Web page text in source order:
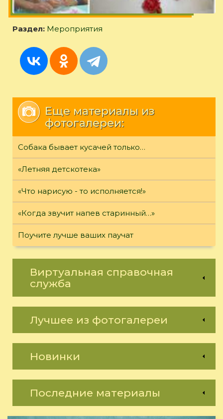
Раздел: Мероприятия
Еще материалы из
фотогалереи:
Собака бывает кусачей только…
«Летняя детскотека»
«Что нарисую - то исполняется!»
«Когда звучит напев старинный…»
Поучите лучше ваших паучат
Виртуальная справочная
служба
Лучшее из фотогалереи
Новинки
Последние материалы